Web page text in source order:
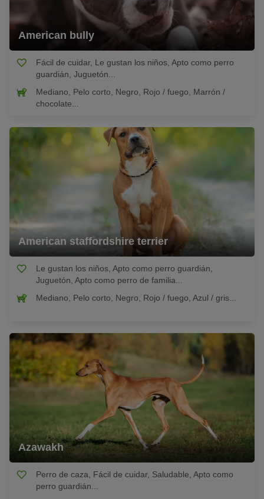
American bully
Fácil de cuidar, Le gustan los niños, Apto como perro
guardián, Juguetón...
Mediano, Pelo corto, Negro, Rojo / fuego, Marrón /
chocolate...
American staffordshire terrier
Le gustan los niños, Apto como perro guardián,
Juguetón, Apto como perro de familia...
Mediano, Pelo corto, Negro, Rojo / fuego, Azul / gris...
Azawakh
Perro de caza, Fácil de cuidar, Saludable, Apto como
perro guardián...